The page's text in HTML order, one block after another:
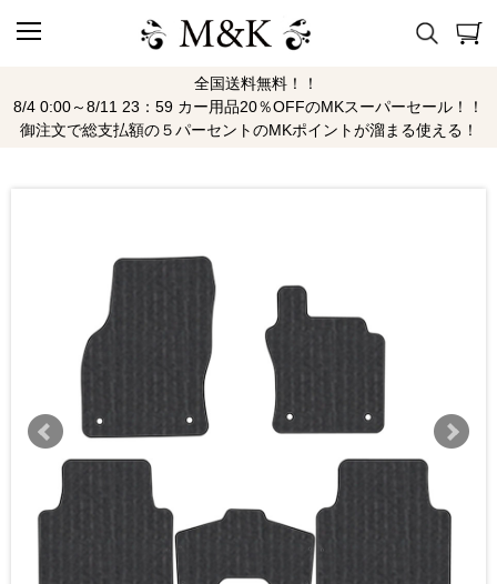
全国送料無料！！
8/4 0:00～8/11 23：59 カー用品20％OFFのMKスーパーセール！！
御注文で総支払額の５パーセントのMKポイントが溜まる使える！